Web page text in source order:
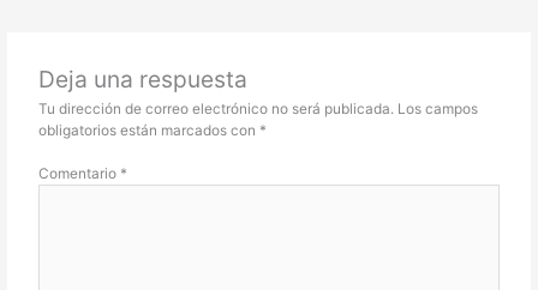
Deja una respuesta
Tu dirección de correo electrónico no será publicada. Los campos
obligatorios están marcados con *
Comentario *